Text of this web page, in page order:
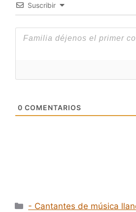
Suscribir
0 COMENTARIOS
Categorías
- Cantantes de música